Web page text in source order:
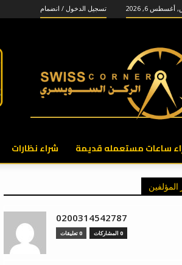
6, 2026 تسجيل الدخول / انضمام
ساعات مستعمله قديمة شراء نظارات
المؤلفين
0200314542787
0 المشاركات 0 تعليقات